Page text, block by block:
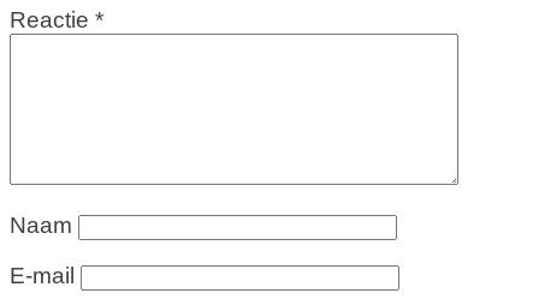
Reactie *
Naam
E-mail